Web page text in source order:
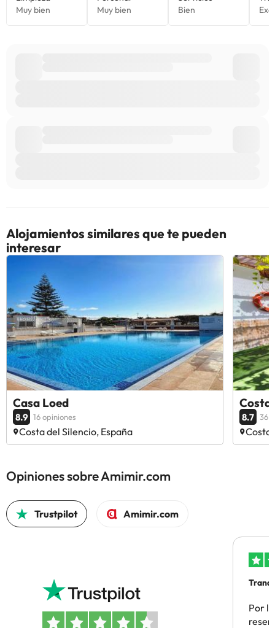
Alojamientos similares que te pueden
interesar
Casa Loed
8.9 16 opiniones
Costa del Silencio, España
Costa
8.7 36
Costa
Opiniones sobre Amimir.com
Trustpilot Amimir.com
Por